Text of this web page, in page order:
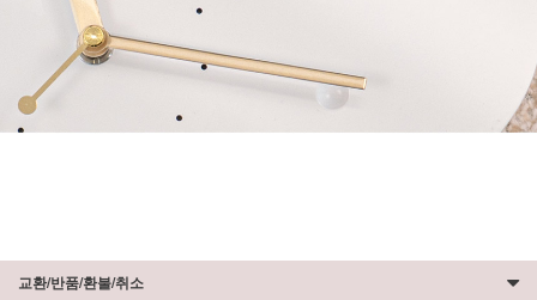
교환/반품/환불/취소